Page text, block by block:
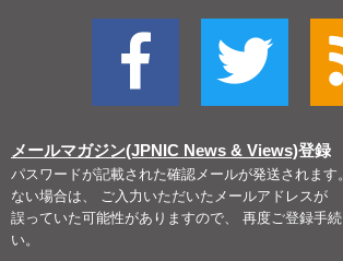
メールマガジン(JPNIC News & Views)登録
パスワードが記載された確認メールが発送されま
ない場合は、 ご入力いただいたメールアドレスが
誤っていた可能性がありますので、 再度ご登録手
い。